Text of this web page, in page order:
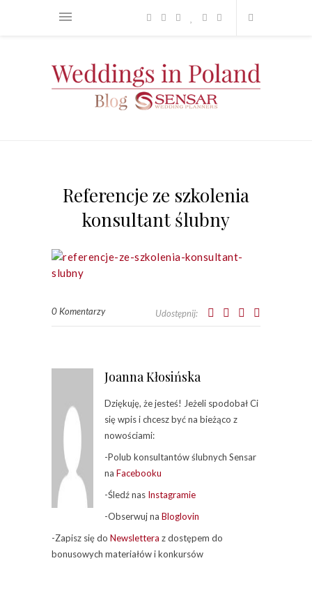
Referencje ze szkolenia
konsultant ślubny
0 Komentarzy Udostępnij:
Joanna Kłosińska
Dziękuję, że jesteś! Jeżeli spodobał Ci
się wpis i chcesz być na bieżąco z
nowościami:
-Polub konsultantów ślubnych Sensar
na Facebooku
-Śledź nas Instagramie
-Obserwuj na Bloglovin
-Zapisz się do Newslettera z dostępem do
bonusowych materiałów i konkursów